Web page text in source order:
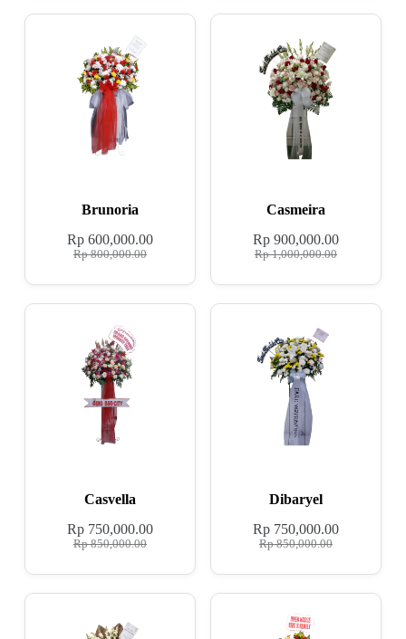
Brunoria
Rp800,000.00
Rp600,000.00
Casmeira
Rp1,000,000.00
Rp 900,000.00
Casvella
Rp850,000.00
Rp750,000.00
Dibaryel
Rp850,000.00
Rp 750,000.00